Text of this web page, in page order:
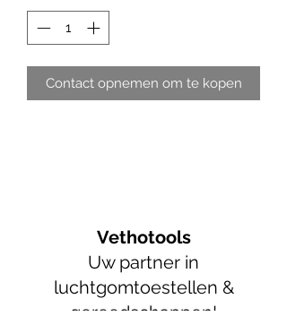
Contact opnemen om te kopen
Vethotools
Uw partner in
luchtgomtoestellen &